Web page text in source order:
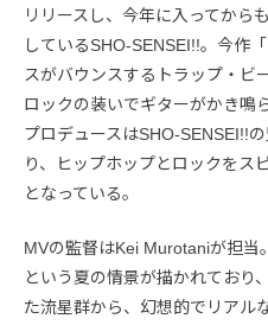
リリースし、今年に入ってから
しているSHO-SENSEI!!。今作
スがバウンスするトラップ・ビ
ロックの装いでギターがかき鳴
プロデュースはSHO-SENSEI!!
り、ヒップホップとロックをス
となっている。
MVの監督はKei Murotaniが担当
という夏の情景が描かれており
た流星群から、幻想的でリアル